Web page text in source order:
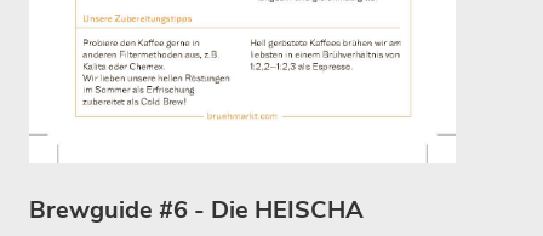
Brewguide #6 - Die HEISCHA